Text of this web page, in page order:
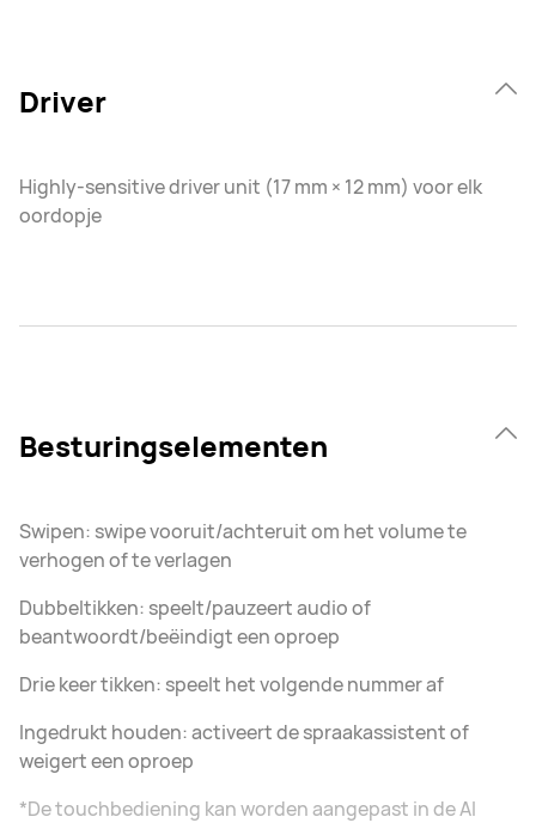
Driver
Highly-sensitive driver unit (17 mm × 12 mm) voor elk
oordopje
Besturingselementen
Swipen: swipe vooruit/achteruit om het volume te
verhogen of te verlagen
Dubbeltikken: speelt/pauzeert audio of
beantwoordt/beëindigt een oproep
Drie keer tikken: speelt het volgende nummer af
Ingedrukt houden: activeert de spraakassistent of
weigert een oproep
*De touchbediening kan worden aangepast in de AI